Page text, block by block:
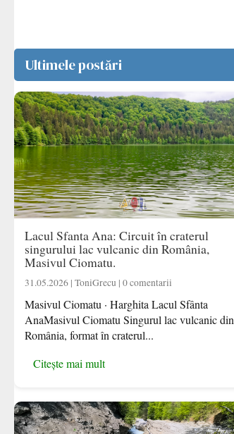
Ultimele postări
Lacul Sfanta Ana: Circuit în craterul
singurului lac vulcanic din România,
Masivul Ciomatu.
31.05.2026 | ToniGrecu | 0 comentarii
Masivul Ciomatu · Harghita Lacul Sfânta
AnaMasivul Ciomatu Singurul lac vulcanic din
România, format în craterul...
Citește mai mult